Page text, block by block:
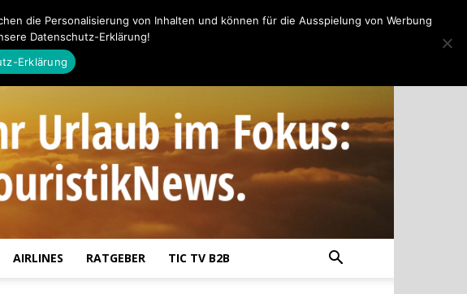
AIRLINES RATGEBER TIC TV B2B
die Personalisierung von Inhalten und können für die Ausspielung von Werbung
Datenschutz-Erklärung!
Erklärung